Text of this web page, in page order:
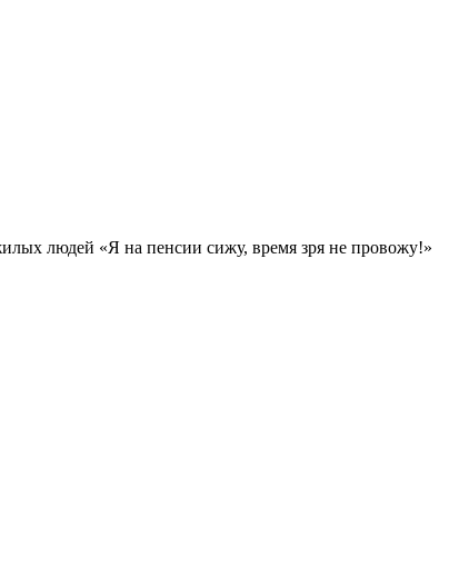
людей «Я на пенсии сижу, время зря не провожу!»